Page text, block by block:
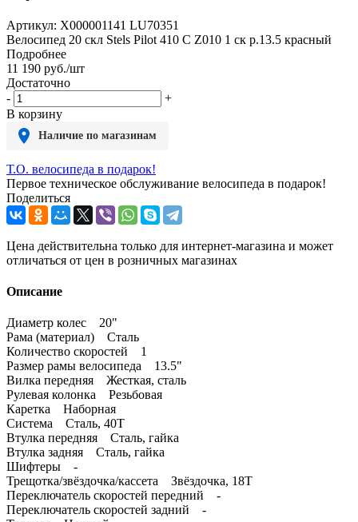
Артикул: X000001141 LU70351
Велосипед 20 скл Stels Pilot 410 C Z010 1 ск р.13.5 красный
Подробнее
11 190 руб./шт
Достаточно
-
+
В корзину
Наличие по магазинам
Т.О. велосипеда в подарок!
Первое техническое обслуживание велосипеда в подарок!
Поделиться
Цена действительна только для интернет-магазина и может
отличаться от цен в розничных магазинах
Описание
Диаметр колес 20"
Рама (материал) Сталь
Количество скоростей 1
Размер рамы велосипеда 13.5"
Вилка передняя Жесткая, сталь
Рулевая колонка Резьбовая
Каретка Наборная
Система Сталь, 40T
Втулка передняя Сталь, гайка
Втулка задняя Сталь, гайка
Шифтеры -
Трещотка/звёздочка/кассета Звёздочка, 18Т
Переключатель скоростей передний -
Переключатель скоростей задний -